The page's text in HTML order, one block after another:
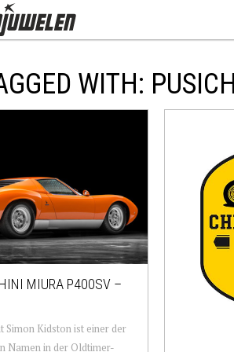
WITH:
MIURA P400SV –
Simon Kidston ist einer der
Namen in der Oldtimer-